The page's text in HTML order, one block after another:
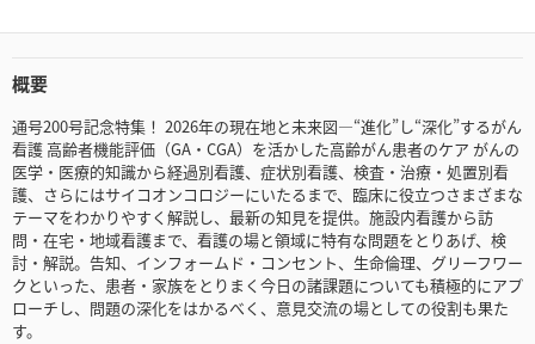
概要
通号200号記念特集！ 2026年の現在地と未来図—“進化”し“深化”するがん
看護 高齢者機能評価（GA・CGA）を活かした高齢がん患者のケア がんの
医学・医療的知識から経過別看護、症状別看護、検査・治療・処置別看
護、さらにはサイコオンコロジーにいたるまで、臨床に役立つさまざまな
テーマをわかりやすく解説し、最新の知見を提供。施設内看護から訪
問・在宅・地域看護まで、看護の場と領域に特有な問題をとりあげ、検
討・解説。告知、インフォームド・コンセント、生命倫理、グリーフワー
クといった、患者・家族をとりまく今日の諸課題についても積極的にアプ
ローチし、問題の深化をはかるべく、意見交流の場としての役割も果た
す。